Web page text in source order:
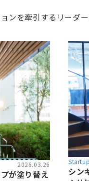
を牽引するリーダ
2026.03.26
が塗り替え
シン